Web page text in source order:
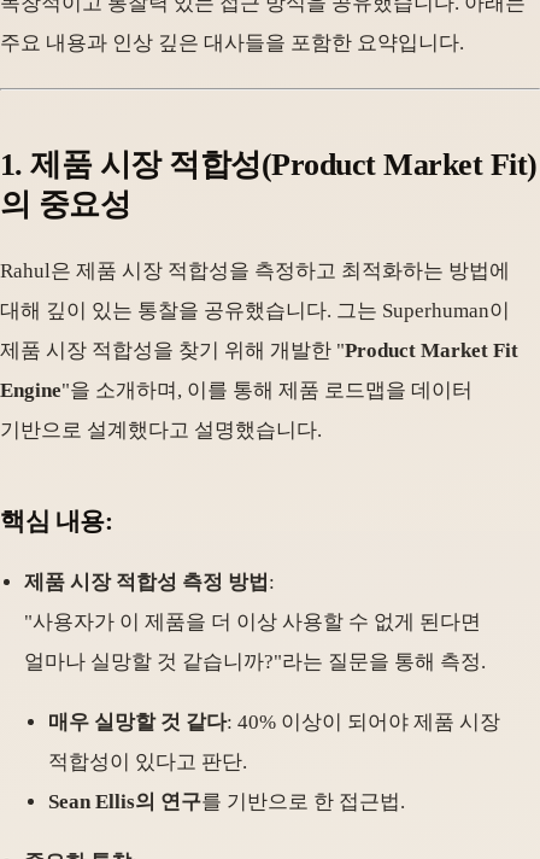
주요 내용과 인상 깊은 대사들을 포함한 요약입니다.
1.제품 시장 적합성(Product Market Fit)
의 중요성
Rahul은 제품 시장 적합성을 측정하고 최적화하는 방법에
대해 깊이 있는 통찰을 공유했습니다. 그는 Superhuman이
제품 시장 적합성을 찾기 위해 개발한 "Product Market Fit
Engine"을 소개하며, 이를 통해 제품 로드맵을 데이터
기반으로 설계했다고 설명했습니다.
핵심 내용:
제품 시장 적합성 측정 방법 :
"사용자가 이 제품을 더 이상 사용할 수 없게 된다면
얼마나 실망할 것 같습니까?"라는 질문을 통해 측정.
매우 실망할 것 같다: 40% 이상이 되어야 제품 시장
적합성이 있다고 판단.
Sean Ellis의 연구를 기반으로 한 접근법.